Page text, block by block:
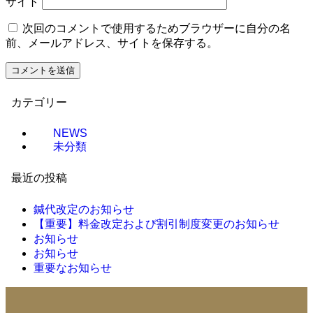
次回のコメントで使用するためブラウザーに自分の名
前、メールアドレス、サイトを保存する。
カテゴリー
NEWS
未分類
最近の投稿
鍼代改定のお知らせ
【重要】料金改定および割引制度変更のお知らせ
お知らせ
お知らせ
重要なお知らせ